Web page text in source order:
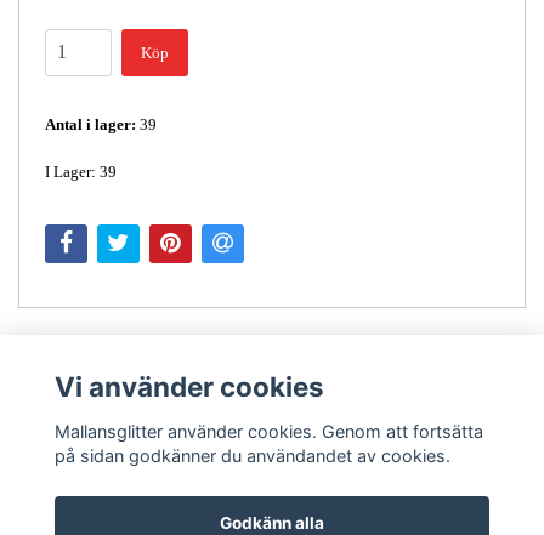
Köp
Antal i lager: 39
I Lager: 39
Vi använder cookies
Mallansglitter använder cookies. Genom att fortsätta
på sidan godkänner du användandet av cookies.
Godkänn alla